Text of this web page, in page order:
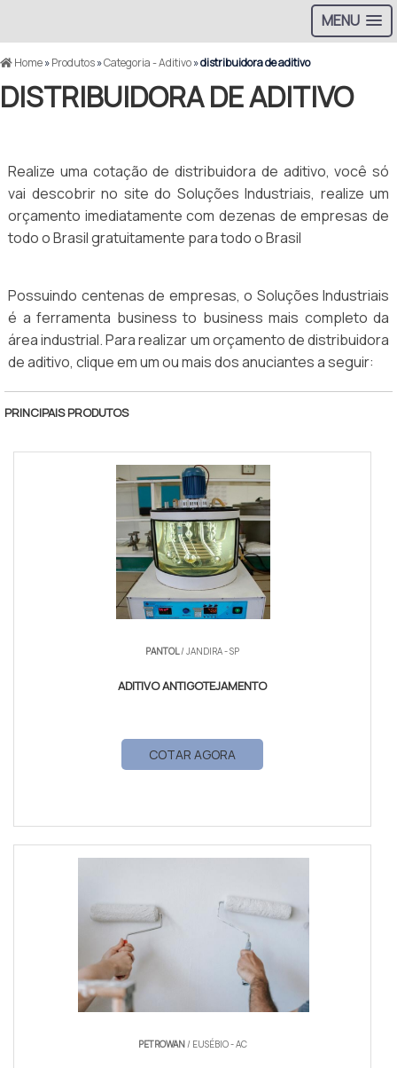
MENU
Home»Produtos»Categoria - Aditivo»distribuidora de aditivo
DISTRIBUIDORA DE ADITIVO
Realize uma cotação de distribuidora de aditivo, você só
vai descobrir no site do Soluções Industriais, realize um
orçamento imediatamente com dezenas de empresas de
todo o Brasil gratuitamente para todo o Brasil
Possuindo centenas de empresas, o Soluções Industriais
é a ferramenta business to business mais completo da
área industrial. Para realizar um orçamento de distribuidora
de aditivo, clique em um ou mais dos anuciantes a seguir:
PRINCIPAIS PRODUTOS
PANTOL/ JANDIRA - SP
ADITIVO ANTIGOTEJAMENTO
COTAR AGORA
PETROWAN/ EUSÉBIO - AC